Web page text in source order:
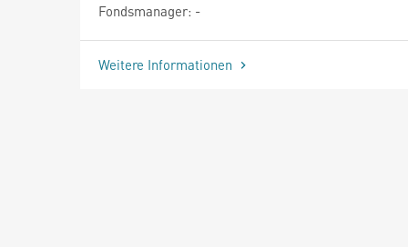
Fondsmanager: -
Weitere Informationen